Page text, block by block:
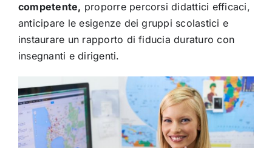
competente, proporre percorsi didattici efficaci,
anticipare le esigenze dei gruppi scolastici e
instaurare un rapporto di fiducia duraturo con
insegnanti e dirigenti.